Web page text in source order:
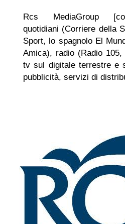
Rcs MediaGroup
quotidiani (Corriere della
Sport, lo spagnolo El
Amica), radio (Radio 105,
tv sul digitale terrestre e
pubblicità, servizi di